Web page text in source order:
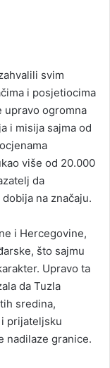
svim
i posjetiocima
upravo ogromna
i misija sajma od
više od 20.000
da
na značaju.
i Hercegovine,
što sajmu
Upravo ta
da Tuzla
sredina,
prijateljsku
nadilaze granice.